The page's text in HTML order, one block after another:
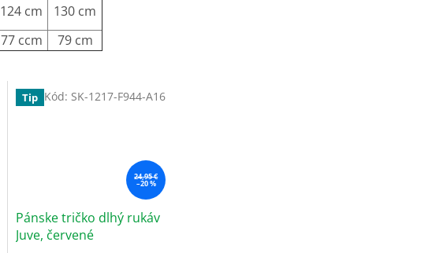
124 cm
130 cm
77 ccm 79 cm
Tip
24,95 €
–20 %
Pánske tričko dlhý rukáv
Juve, červené
Kód: SK-1217-F944-A16